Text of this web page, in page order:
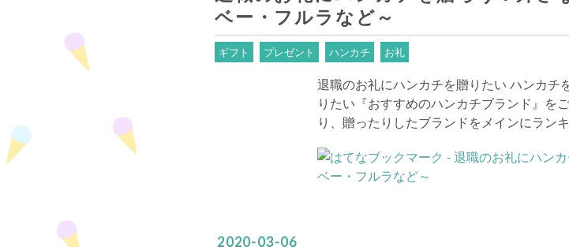
ベー・フルラなど～
ギフト プレゼント ハンカチ お礼
退職のお礼にハンカチを贈りたい ハンカ
りたい『おすすめのハンカチブランド』を
り、贈ったりしたブランドをメインにラ
2020-03-06